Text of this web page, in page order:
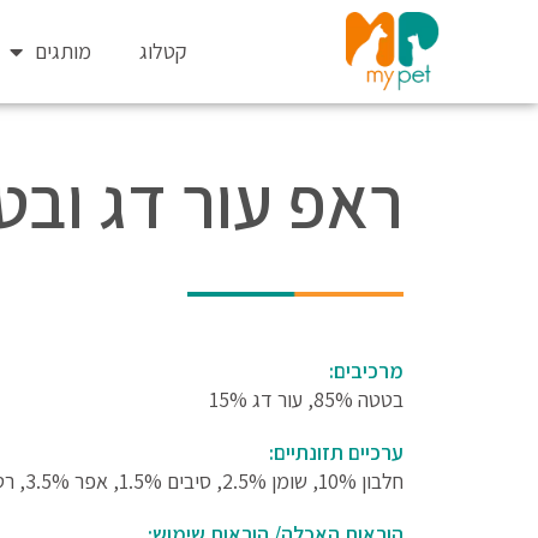
קטלוג מותגים
ראפ עור דג
מרכיבים:
בטטה 85%, עור דג 15%
ערכיים תזונתיים:
חלבון 10%, שומן 2.5%, סיבים 1.5%, אפר 3.5%, רטיבות 18%